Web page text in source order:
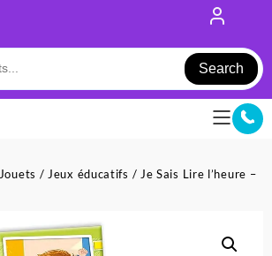
Search
Jouets / Jeux éducatifs / Je Sais Lire l’heure –